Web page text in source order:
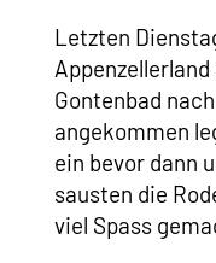
Letzten
Gontenbad
angekommen
ein bevor dann
sausten die
viel Spass